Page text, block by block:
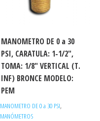
MANOMETRO DE 0 a 30
PSI, CARATULA: 1-1/2″,
TOMA: 1/8″ VERTICAL (T.
INF) BRONCE MODELO:
PEM
MANOMETRO DE 0 a 30 PSI,
MANÓMETROS